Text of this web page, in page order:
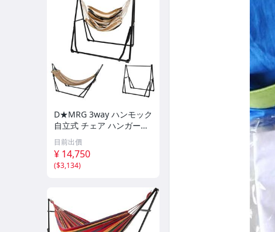
D★MRG 3way ハンモック
自立式 チェア ハンガーラ
ック 室内 室外 兼用 ポー
タブル 折りたたみ ハンギ
ングチェア キャ
目前出價
¥ 14,750
($3,134)